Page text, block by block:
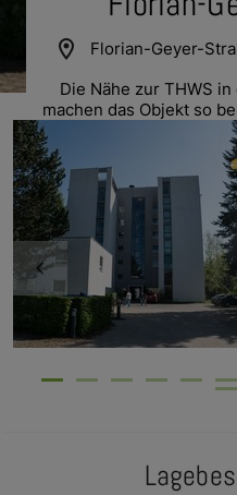
location_on
Florian-Geyer-
Die Nähe zur THWS
machen das Objekt so
in der Regel nicht für